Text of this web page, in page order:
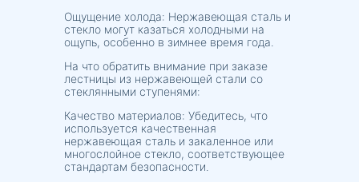
Ощущение холода: Нержавеющая сталь и
стекло могут казаться холодными на
ощупь, особенно в зимнее время года.
На что обратить внимание при заказе
лестницы из нержавеющей стали со
стеклянными ступенями:
Качество материалов: Убедитесь, что
используется качественная
нержавеющая сталь и закаленное или
многослойное стекло, соответствующее
стандартам безопасности.